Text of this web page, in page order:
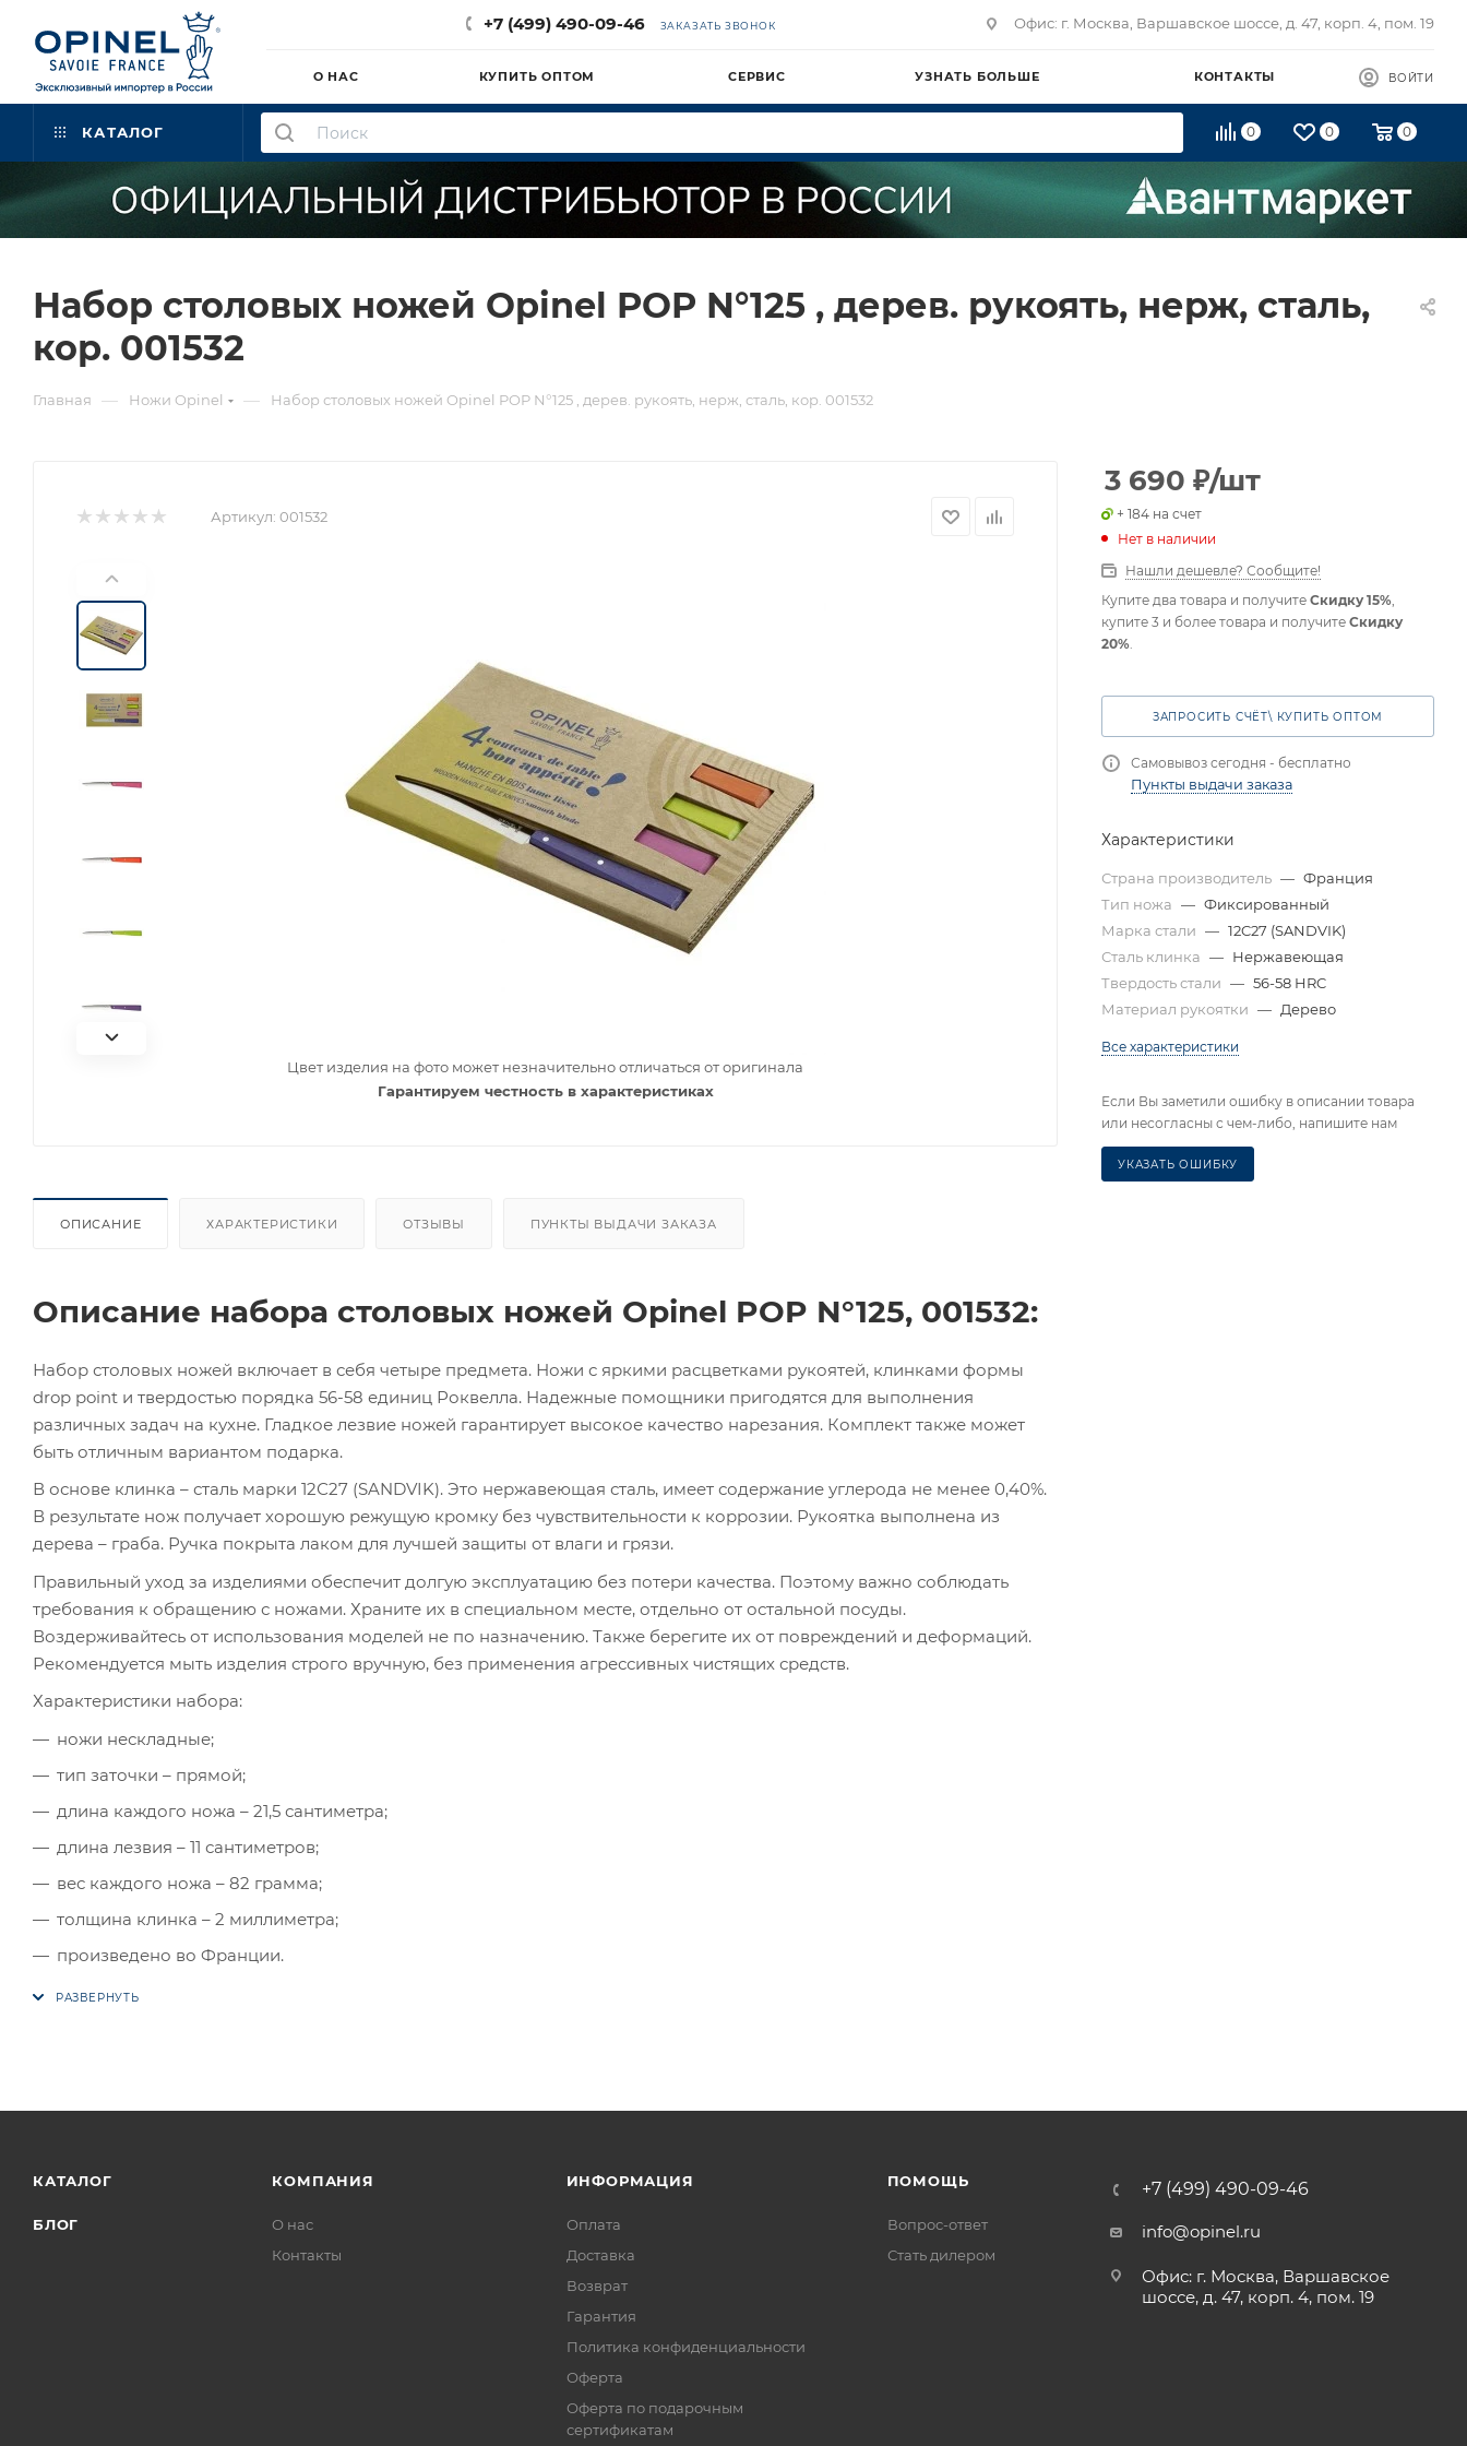
+7 (499) 490-09-46 ЗАКАЗАТЬ ЗВОНОК Офис: г. Москва, Варшавское шоссе, д. 47, корп. 4, пом. 19
О НАС КУПИТЬ ОПТОМ СЕРВИС УЗНАТЬ БОЛЬШЕ КОНТАКТЫ ВОЙТИ
КАТАЛОГ 0 0 0
Набор столовых ножей Opinel POP N°125 , дерев. рукоять, нерж, сталь,
кор. 001532
Главная — Ножи Opinel — Набор столовых ножей Opinel POP N°125 , дерев. рукоять, нерж, сталь, кор. 001532
Артикул: 001532
Цвет изделия на фото может незначительно отличаться от оригинала
Гарантируем честность в характеристиках
ОПИСАНИЕ ХАРАКТЕРИСТИКИ ОТЗЫВЫ ПУНКТЫ ВЫДАЧИ ЗАКАЗА
Описание набора столовых ножей Opinel POP N°125, 001532:
Набор столовых ножей включает в себя четыре предмета. Ножи с яркими расцветками рукоятей, клинками формы
drop point и твердостью порядка 56-58 единиц Роквелла. Надежные помощники пригодятся для выполнения
различных задач на кухне. Гладкое лезвие ножей гарантирует высокое качество нарезания. Комплект также может
быть отличным вариантом подарка.
В основе клинка – сталь марки 12С27 (SANDVIK). Это нержавеющая сталь, имеет содержание углерода не менее 0,40%.
В результате нож получает хорошую режущую кромку без чувствительности к коррозии. Рукоятка выполнена из
дерева – граба. Ручка покрыта лаком для лучшей защиты от влаги и грязи.
Правильный уход за изделиями обеспечит долгую эксплуатацию без потери качества. Поэтому важно соблюдать
требования к обращению с ножами. Храните их в специальном месте, отдельно от остальной посуды.
Воздерживайтесь от использования моделей не по назначению. Также берегите их от повреждений и деформаций.
Рекомендуется мыть изделия строго вручную, без применения агрессивных чистящих средств.
Характеристики набора:
ножи нескладные;
тип заточки – прямой;
длина каждого ножа – 21,5 сантиметра;
длина лезвия – 11 сантиметров;
вес каждого ножа – 82 грамма;
толщина клинка – 2 миллиметра;
произведено во Франции.
3 690 ₽/шт
+ 184 на счет
Нет в наличии
Нашли дешевле? Сообщите!
Купите два товара и получите Скидку 15%
купите 3 и более товара и получите Скидку
20%
ЗАПРОСИТЬ СЧЁТ\ КУПИТЬ ОПТОМ
Самовывоз сегодня - бесплатно
Пункты выдачи заказа
Характеристики
Страна производитель — Франция
Тип ножа — Фиксированный
Марка стали — 12C27 (SANDVIK)
Сталь клинка — Нержавеющая
Твердость стали — 56-58 HRC
Материал рукоятки — Дерево
Все характеристики
Если Вы заметили ошибку в описании товара
или несогласны с чем-либо, напишите нам
УКАЗАТЬ ОШИБКУ
КАТАЛОГ
БЛОГ
КОМПАНИЯ
О нас
Контакты
ИНФОРМАЦИЯ
Оплата
Доставка
Возврат
Гарантия
Политика конфиденциальности
Оферта
Оферта по подарочным
сертификатам
ПОМОЩЬ
Вопрос-ответ
Стать дилером
+7 (499) 490-09-46
info@opinel.ru
Офис: г. Москва, Варшавское
шоссе, д. 47, корп. 4, пом. 19